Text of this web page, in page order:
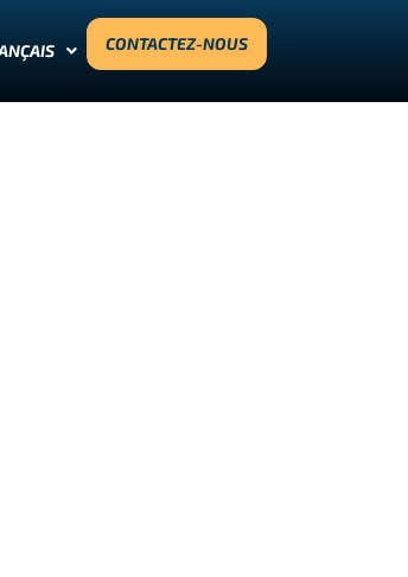
CONTACTEZ-NOUS